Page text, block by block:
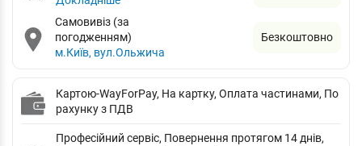
Самовивіз (за
погодженням)
м.Київ, вул.Ольжича
Безкоштовно
Картою-WayForPay, На картку, Оплата частинами, По
рахунку з ПДВ
Професійний сервіс, Повернення протягом 14 днів,